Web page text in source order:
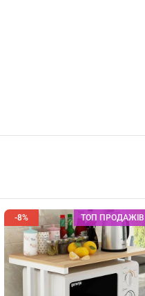
-8% ТОП ПРОДАЖІВ